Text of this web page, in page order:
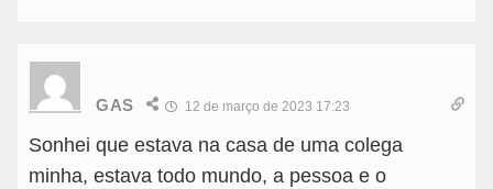
GAS 12 de março de 2023 17:23
Sonhei que estava na casa de uma colega
minha, estava todo mundo, a pessoa e o